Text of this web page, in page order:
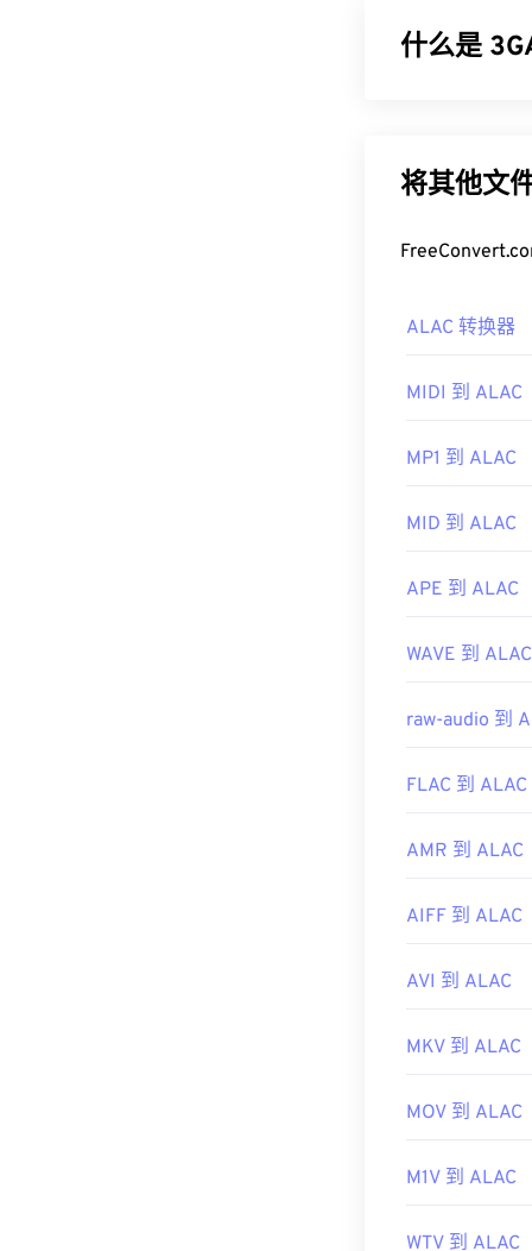
什么是
件。
打开它们。
其他可以打开
3GA 文件时出
开发者：第三
有用的链接：
将其他文
ALAC 转换器
MIDI 到 ALAC
MP1 到 ALAC
MID 到 ALAC
APE 到 ALAC
WAVE 到 ALAC
raw-audio 到
FLAC 到 ALAC
AMR 到 ALAC
AIFF 到 ALAC
AVI 到 ALAC
MKV 到 ALAC
MOV 到 ALAC
M1V 到 ALAC
WTV 到 ALAC